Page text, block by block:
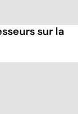
sur la